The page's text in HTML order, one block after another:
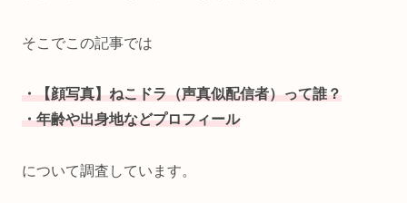
そこでこの記事では
・【顔写真】ねこドラ（声真似配信者）って誰？
・年齢や出身地などプロフィール
について調査しています。